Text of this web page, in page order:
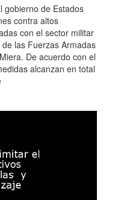
gobierno de Estados
contra altos
con el sector militar
las Fuerzas Armadas
De acuerdo con el
alcanzan en total